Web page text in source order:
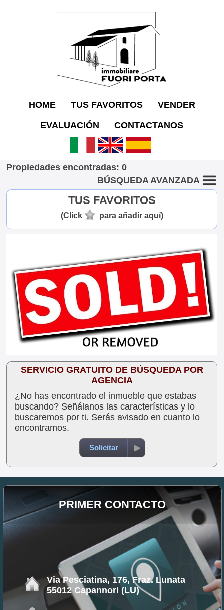
HOME TUS FAVORITOS VENDER
EVALUACIÓN CONTACTANOS
Propiedades encontradas: 0
BÚSQUEDA AVANZADA
TUS FAVORITOS
(Click para añadir aquí)
SERVICIO GRATUITO DE BÚSQUEDA POR
AGENCIA
¿No has encontrado el inmueble que estabas
buscando? Señálanos las características y lo
buscaremos por ti. Serás avisado en cuanto lo
encontramos.
Solicitar
PRIMER CONTACTO
Via Pesciatina, 176, Fraz. Lunata
55012 Capannori (LU)